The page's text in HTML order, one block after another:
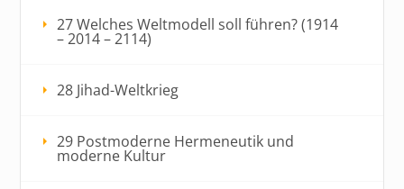
27 Welches Weltmodell soll führen? (1914
– 2014 – 2114)
28 Jihad-Weltkrieg
29 Postmoderne Hermeneutik und
moderne Kultur